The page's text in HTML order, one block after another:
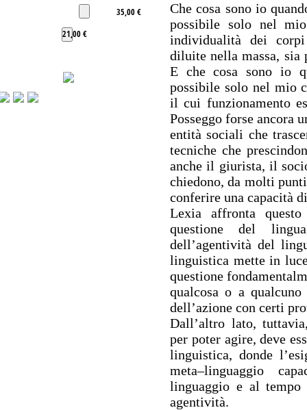
35,00 €
21,00 €
Che cosa sono io
possibile solo nel
individualità dei corpi
diluite nella massa, sia
E che cosa sono io
possibile solo nel mio
il cui funzionamento
Posseggo forse ancora
entità sociali che
tecniche che
anche il giurista, il
chiedono, da molti
conferire una capacità
Lexia affronta
questione del
dell’agentività del
linguistica mette in
questione
qualcosa o a
dell’azione con certi
Dall’altro lato,
per poter agire, deve
linguistica, donde
meta–linguaggio
linguaggio e al tempo
agentività.